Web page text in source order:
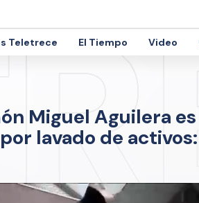
Teletrece El Tiempo Video
Miguel Aguilera es
lavado de